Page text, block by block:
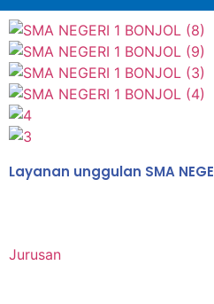
Layanan unggulan SMA
Jurusan